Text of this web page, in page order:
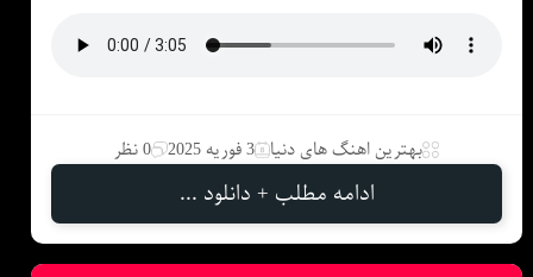
بهترین اهنگ های دنیا 3 فوریه 2025 0 نظر
ادامه مطلب + دانلود ...